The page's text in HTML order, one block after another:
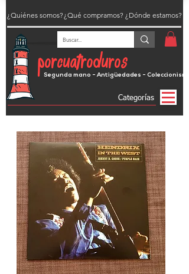
porcuatroduros
Segunda mano - Antigüedades - Coleccionismo
¿Dónde estamos?
¿Quiénes somos?
Categorías
¿Qué compramos?